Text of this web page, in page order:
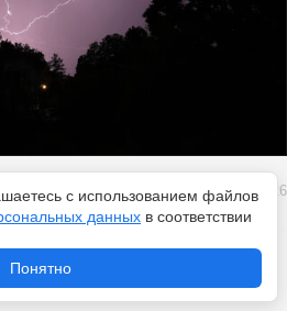
7 августа 2026
12 августа 2026: где будет
планет и Персеиды
с использованием файлов
данных в соответствии
Понятно